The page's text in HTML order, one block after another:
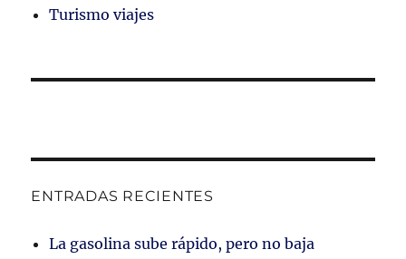
Turismo viajes
ENTRADAS RECIENTES
La gasolina sube rápido, pero no baja